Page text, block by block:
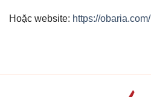
Hoặc website: https://obaria.com/